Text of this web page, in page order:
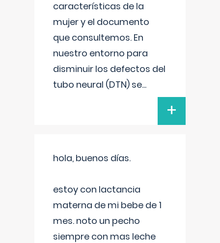
características de la
mujer y el documento
que consultemos. En
nuestro entorno para
disminuir los defectos del
tubo neural (DTN) se...
+
hola, buenos días.
estoy con lactancia
materna de mi bebe de 1
mes. noto un pecho
siempre con mas leche